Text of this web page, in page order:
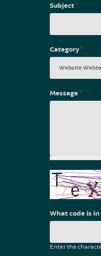
Subject*
Category*
Message*
What code is
Enter the